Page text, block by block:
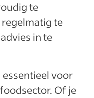
te
te
in te
essentieel voor
Of je